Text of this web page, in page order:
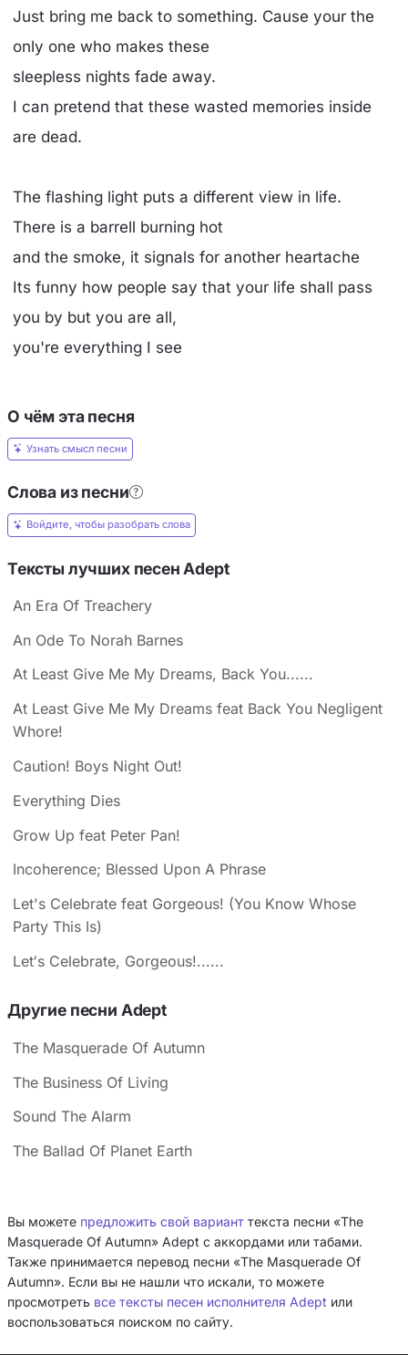
Just bring me back to something. Cause your the
only one who makes these
sleepless nights fade away.
I can pretend that these wasted memories inside
are dead.
The flashing light puts a different view in life.
There is a barrell burning hot
and the smoke, it signals for another heartache
Its funny how people say that your life shall pass
you by but you are all,
you're everything I see
О чём эта песня
Узнать смысл песни
Слова из песни
Войдите, чтобы разобрать слова
Тексты лучших песен Adept
An Era Of Treachery
An Ode To Norah Barnes
At Least Give Me My Dreams, Back You......
At Least Give Me My Dreams feat Back You Negligent
Whore!
Caution! Boys Night Out!
Everything Dies
Grow Up feat Peter Pan!
Incoherence; Blessed Upon A Phrase
Let's Celebrate feat Gorgeous! (You Know Whose
Party This Is)
Let′s Celebrate, Gorgeous!......
Другие песни Adept
The Masquerade Of Autumn
The Business Of Living
Sound The Alarm
The Ballad Of Planet Earth
Вы можете предложить свой вариант текста песни «The
Masquerade Of Autumn» Adept с аккордами или табами.
Также принимается перевод песни «The Masquerade Of
Autumn». Если вы не нашли что искали, то можете
просмотреть все тексты песен исполнителя Adept или
воспользоваться поиском по сайту.